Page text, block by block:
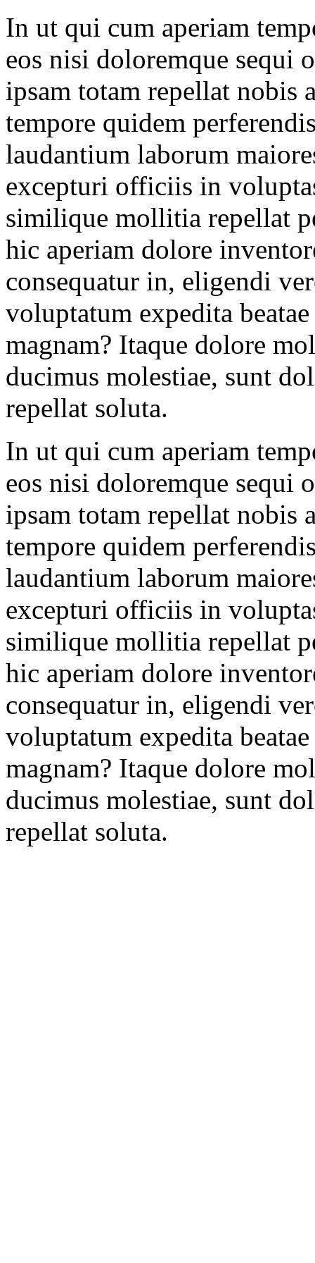
In ut qui cum aperiam
eos nisi doloremque sequi
ipsam totam repellat
tempore quidem
laudantium laborum
excepturi officiis in
similique mollitia repellat
hic aperiam dolore
consequatur in, eligendi
voluptatum expedita
magnam? Itaque dolore
ducimus molestiae, sunt
repellat soluta.
In ut qui cum aperiam
eos nisi doloremque sequi
ipsam totam repellat
tempore quidem
laudantium laborum
excepturi officiis in
similique mollitia repellat
hic aperiam dolore
consequatur in, eligendi
voluptatum expedita
magnam? Itaque dolore
ducimus molestiae, sunt
repellat soluta.